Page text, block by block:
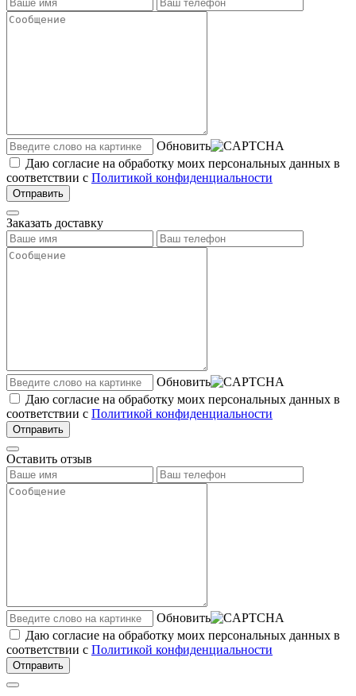
Обновить
Даю согласие на обработку моих персональных данных в
соответствии с Политикой конфиденциальности
Отправить
Заказать доставку
Обновить
Даю согласие на обработку моих персональных данных в
соответствии с Политикой конфиденциальности
Отправить
Оставить отзыв
Обновить
Даю согласие на обработку моих персональных данных в
соответствии с Политикой конфиденциальности
Отправить